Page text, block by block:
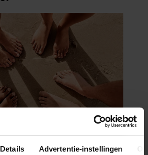
Details Advertentie-instellingen